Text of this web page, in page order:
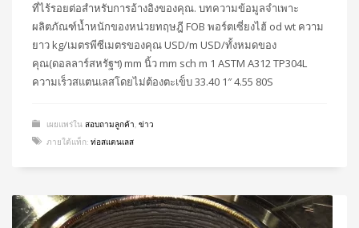
ที่ไร้รอยต่อสำหรับการอ้างอิงของคุณ. บทความข้อมูลจำเพาะ
ผลิตภัณฑ์น้ำหนักของหน่วยทฤษฎี FOB พอร์ตเซี่ยงไฮ้ od wt ความ
ยาว kg/เมตรพีซีเมตรของคุณ USD/m USD/ทั้งหมดของ
คุณ(ดอลลาร์สหรัฐฯ) mm นิ้ว mm sch m 1 ASTM A312 TP304L
ความเร็วสแตนเลสโดยไม่ต้องตะเข็บ 33.40 1″ 4.55 80S
เผยแพร่ใน สอบถามลูกค้า, ข่าว
ภายใต้แท็ก: ท่อสแตนเลส